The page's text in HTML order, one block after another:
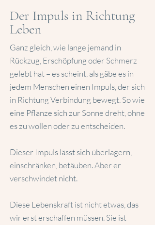
Der Impuls in Richtung
Leben
Ganz gleich, wie lange jemand in
Rückzug, Erschöpfung oder Schmerz
gelebt hat – es scheint, als gäbe es in
jedem Menschen einen Impuls, der sich
in Richtung Verbindung bewegt. So wie
eine Pflanze sich zur Sonne dreht, ohne
es zu wollen oder zu entscheiden.
Dieser Impuls lässt sich überlagern,
einschränken, betäuben. Aber er
verschwindet nicht.
Diese Lebenskraft ist nicht etwas, das
wir erst erschaffen müssen. Sie ist